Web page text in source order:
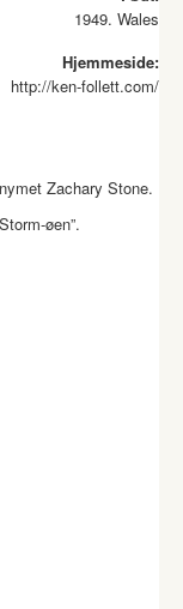
1949. Wales
Hjemmeside:
http://ken-follett.com/
Zachary Stone.
øen”.